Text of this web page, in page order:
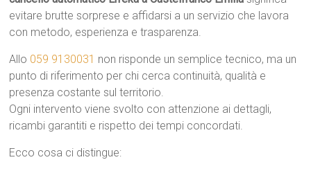
evitare brutte sorprese e affidarsi a un servizio che lavora
con metodo, esperienza e trasparenza.
Allo 059 9130031 non risponde un semplice tecnico, ma un
punto di riferimento per chi cerca continuità, qualità e
presenza costante sul territorio.
Ogni intervento viene svolto con attenzione ai dettagli,
ricambi garantiti e rispetto dei tempi concordati.
Ecco cosa ci distingue: